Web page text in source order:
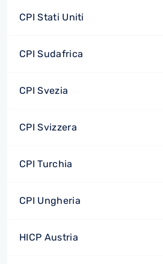
CPI Stati Uniti
CPI Sudafrica
CPI Svezia
CPI Svizzera
CPI Turchia
CPI Ungheria
HICP Austria